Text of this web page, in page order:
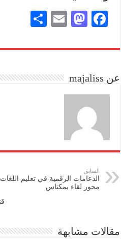
Fa
bo
M
to
n
E
ail
re
عن majaliss
السابق
الدعامات الرقمية في تعليم اللغات
محور لقاء بمكناس
مقالات مشابهة